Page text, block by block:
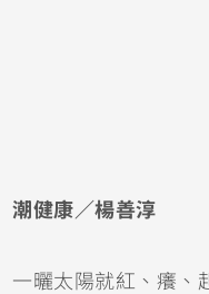
潮健康／楊善淳
一曬太陽就紅、癢、